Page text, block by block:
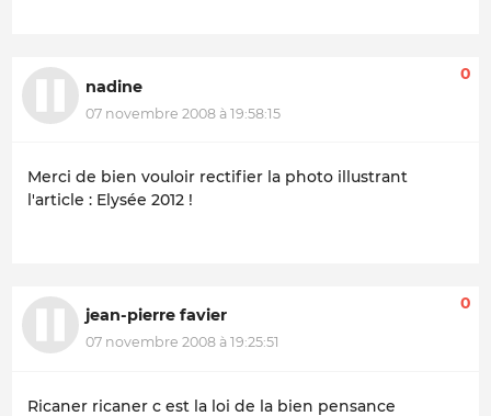
nadine
07 novembre 2008 à 19:58:15
0
Merci de bien vouloir rectifier la photo illustrant
l'article : Elysée 2012 !
jean-pierre favier
07 novembre 2008 à 19:25:51
0
Ricaner ricaner c est la loi de la bien pensance